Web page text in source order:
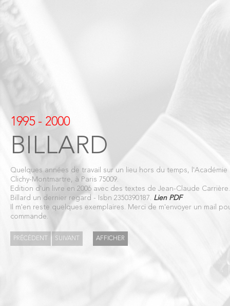
1995 - 2000
BILLARD
Quelques années de travail sur un lieu hors du temps, l'Académie
Clichy-Montmartre, à Paris 75009.
Edition d'un livre en 2006 avec des textes de Jean-Claude
Billard un dernier regard - Isbn 2350390187. Lien PDF
Il m'en reste quelques exemplaires. Merci de m'envoyer un mail
commande.
PRÉCÉDENT SUIVANT AFFICHER